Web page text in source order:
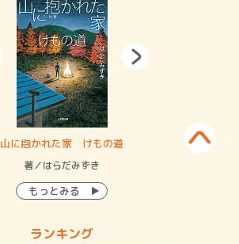
山に抱かれた家 けもの道
著／はらだみずき
もっとみる
ランキング